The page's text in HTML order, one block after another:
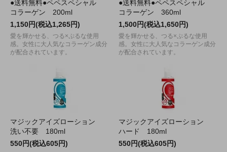
●送料無料●ペペスペシャル
コラーゲン 200ml
1,150円(税込1,265円)
愛を輝かせる、つる×ぷるな使用
感。女性に大人気なコラーゲン成分
が配合されています。
●送料無料●ペペスペシャル
コラーゲン 360ml
1,500円(税込1,650円)
愛を輝かせる、つる×ぷるな使用
感。女性に大人気なコラーゲン成分
が配合されています。
マジックアイズローション
洗い不要 180ml
550円(税込605円)
マジックアイズローション
ハード 180ml
550円(税込605円)